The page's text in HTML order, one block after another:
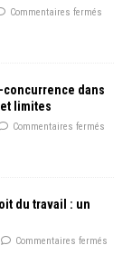
Commentaires fermés
dans
limites
Commentaires fermés
du travail : un
Commentaires fermés